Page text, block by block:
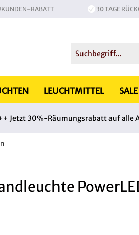
RABATT 30 TAGE
LEUCHTMITTEL
Jetzt 30%-Räumungsrabatt auf alle